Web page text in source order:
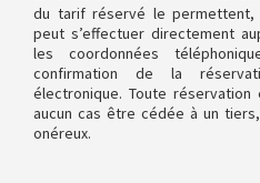
du tarif réservé le permettent,
peut s’effectuer directement
les coordonnées
confirmation de la
électronique. Toute
aucun cas être cédée à un
onéreux.